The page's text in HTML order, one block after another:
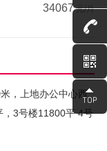
34067 元/月
，上地办公中心西
3号楼11800平 4号